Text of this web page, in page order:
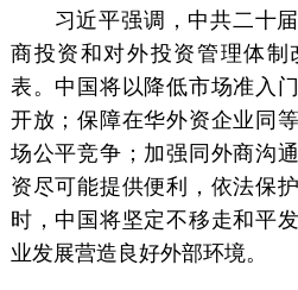
习近平强调，中共二十届
商投资和对外投资管理体
表。中国将以降低市场准入
开放；保障在华外资企业同
场公平竞争；加强同外商沟
资尽可能提供便利，依法保
时，中国将坚定不移走和平
业发展营造良好外部环境。